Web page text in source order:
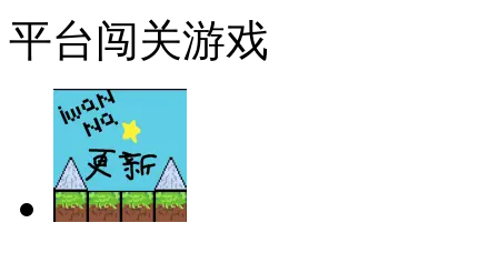
平台闯关游戏